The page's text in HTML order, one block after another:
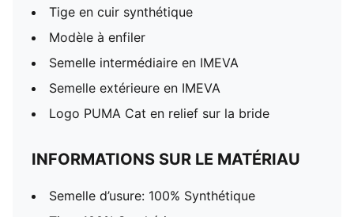
Tige en cuir synthétique
Modèle à enfiler
Semelle intermédiaire en IMEVA
Semelle extérieure en IMEVA
Logo PUMA Cat en relief sur la bride
INFORMATIONS SUR LE MATÉRIAU
Semelle d’usure: 100% Synthétique